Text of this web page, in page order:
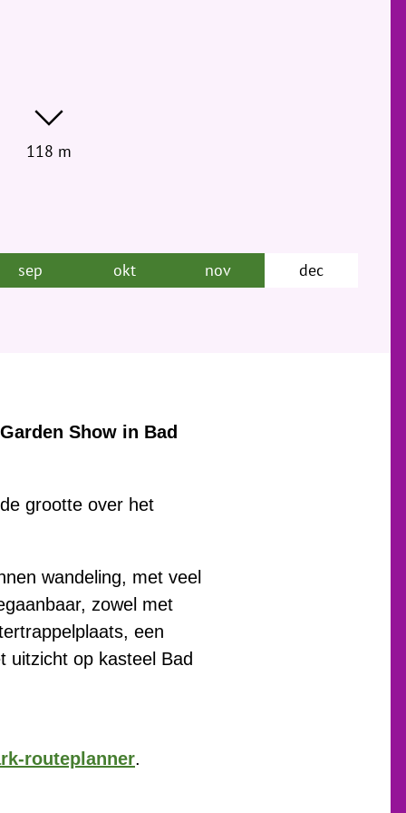
118 m
sep okt nov dec
Show in Bad
grootte over het
wandeling, met veel
zowel met
een
uitzicht op kasteel Bad
routeplanner.